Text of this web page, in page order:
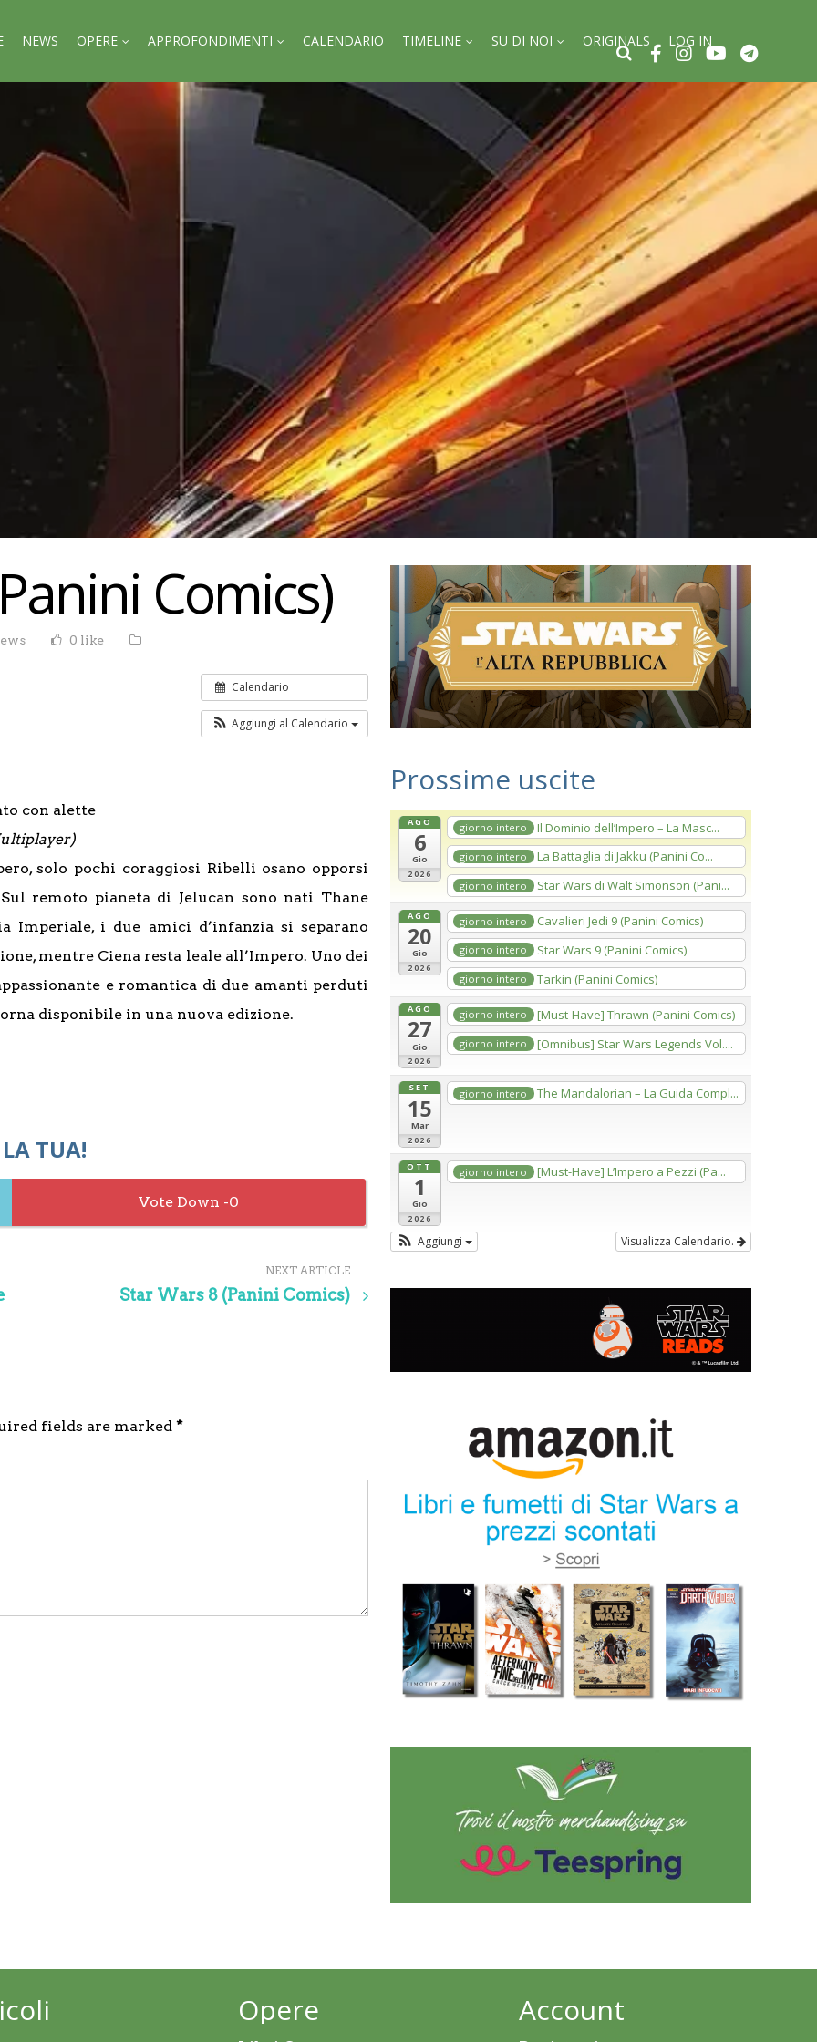
NEWS OPERE APPROFONDIMENTI CALENDARIO TIMELINE SU DI NOI ORIGINALS LOG IN
Comics)
0 like
Calendario
Aggiungi al Calendario
con alette
solo pochi coraggiosi Ribelli osano opporsi
remoto pianeta di Jelucan sono nati Thane
Imperiale, i due amici d’infanzia si separano
mentre Ciena resta leale all’Impero. Uno dei
e romantica di due amanti perduti
disponibile in una nuova edizione.
TUA!
0
NEXT ARTICLE
Star Wars 8 (Panini Comics)
fields are marked *
Prossime uscite
AGO
6
Gio
2026
giorno intero Il Dominio dell’Impero – La Masc...
giorno intero La Battaglia di Jakku (Panini Co...
giorno intero Star Wars di Walt Simonson (Pani...
AGO
20
Gio
2026
giorno intero Cavalieri Jedi 9 (Panini Comics)
giorno intero Star Wars 9 (Panini Comics)
giorno intero Tarkin (Panini Comics)
AGO
27
Gio
2026
giorno intero [Must-Have] Thrawn (Panini Comics)
giorno intero [Omnibus] Star Wars Legends Vol....
SET
15
Mar
2026
giorno intero The Mandalorian – La Guida Compl...
OTT
1
Gio
2026
giorno intero [Must-Have] L’Impero a Pezzi (Pa...
Visualizza Calendario.
Aggiungi
Opere Account